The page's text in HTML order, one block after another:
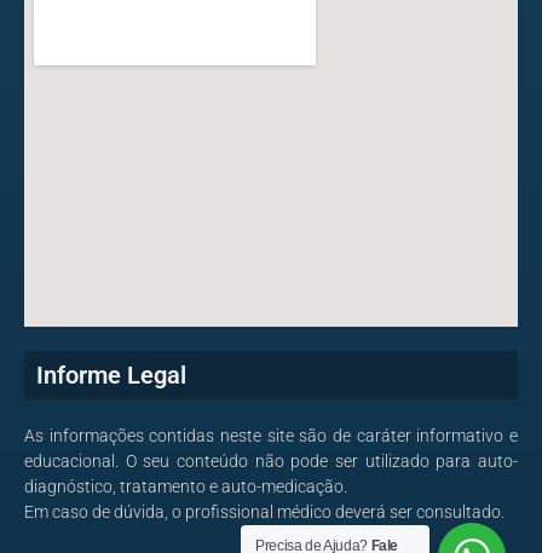
Informe Legal
As informações contidas neste site são de caráter informativo e
educacional. O seu conteúdo não pode ser utilizado para auto-
diagnóstico, tratamento e auto-medicação.
Em caso de dúvida, o profissional médico deverá ser consultado.
Precisa de Ajuda? Fale